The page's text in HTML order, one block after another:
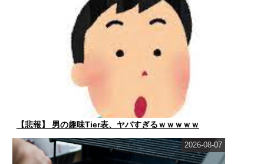
【悲報】 男の趣味Tier表、ヤバすぎるｗｗｗｗｗ
2026-08-07